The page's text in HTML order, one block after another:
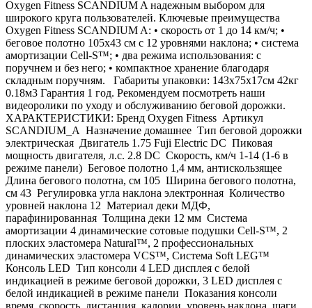
Oxygen Fitness SCANDIUM A надежным выбором для
широкого круга пользователей. Ключевые преимущества
Oxygen Fitness SCANDIUM A: • скорость от 1 до 14 км/ч; •
беговое полотно 105х43 см с 12 уровнями наклона; • система
амортизации Cell-S™; • два режима использования: с
поручнем и без него; • компактное хранение благодаря
складным поручням. Габариты упаковки: 143х75х17см 42кг
0.18м3 Гарантия 1 год. Рекомендуем посмотреть наши
видеоролики по уходу и обслуживанию беговой дорожки.
ХАРАКТЕРИСТИКИ: Бренд Oxygen Fitness Артикул
SCANDIUM_A Назначение домашнее Тип беговой дорожки
электрическая Двигатель 1.75 Fuji Electric DC Пиковая
мощность двигателя, л.с. 2.8 DC Скорость, км/ч 1-14 (1-6 в
режиме панели) Беговое полотно 1,4 мм, антискользящее
Длина бегового полотна, см 105 Ширина бегового полотна,
см 43 Регулировка угла наклона электронная Количество
уровней наклона 12 Материал деки МДФ,
парафинированная Толщина деки 12 мм Система
амортизации 4 динамические сотовые подушки Cell-S™, 2
плоских эластомера Natural™, 2 профессиональных
динамических эластомера VCS™, Система Soft LEG™
Консоль LED Тип консоли 4 LED дисплея с белой
индикацией в режиме беговой дорожки, 3 LED дисплея с
белой индикацией в режиме панели Показания консоли